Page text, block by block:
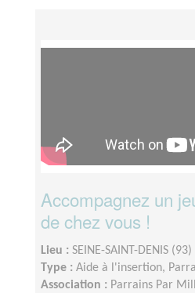
Accompagnez un
de chez vous !
Lieu : SEINE-SAINT-DENIS (93)
Type : Aide à l'insertion,
Association : Parrains Par